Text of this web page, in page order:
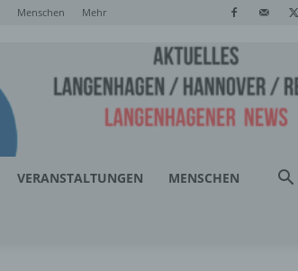
Menschen Mehr
VERANSTALTUNGEN MENSCHEN